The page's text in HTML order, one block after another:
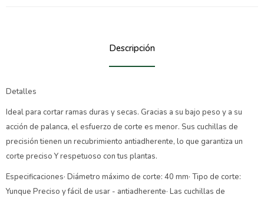
Descripción
Detalles
Ideal para cortar ramas duras y secas. Gracias a su bajo peso y a su
acción de palanca, el esfuerzo de corte es menor. Sus cuchillas de
precisión tienen un recubrimiento antiadherente, lo que garantiza un
corte preciso Y respetuoso con tus plantas.
Especificaciones· Diámetro máximo de corte: 40 mm· Tipo de corte:
Yunque Preciso y fácil de usar - antiadherente· Las cuchillas de